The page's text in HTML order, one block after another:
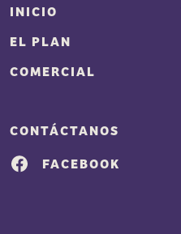
INICIO
EL PLAN
COMERCIAL
CONTÁCTANOS
FACEBOOK